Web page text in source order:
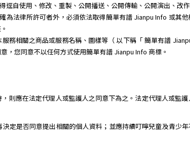
逕自使用、修改、重製、公開播送、公開傳輸、公開演出、改
為法律所許可者外，必須依法取得簡單有譜 Jianpu Info 或其
務相關之商品或服務名稱、圖樣等（ 以下稱「 簡單有譜
，您同意不以任何方式使用簡單有譜 Jianpu Info 商標。
則應在法定代理人或監護人之同意下為之。法定代理人或監
定是否同意提出相關的個人資料；並應持續叮嚀兒童及青少